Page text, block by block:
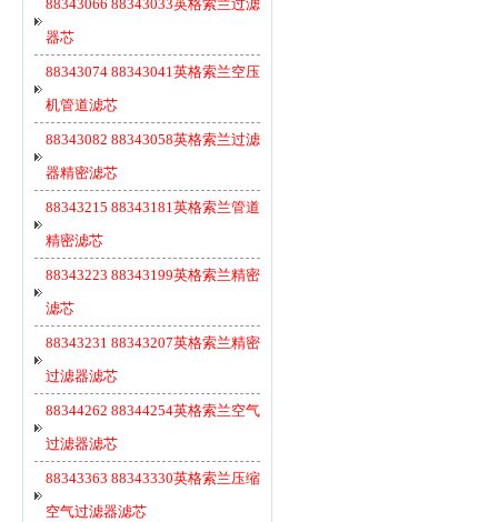
88343066 88343033英格索兰过滤
器芯
88343074 88343041英格索兰空压
机管道滤芯
88343082 88343058英格索兰过滤
器精密滤芯
88343215 88343181英格索兰管道
精密滤芯
88343223 88343199英格索兰精密
滤芯
88343231 88343207英格索兰精密
过滤器滤芯
88344262 88344254英格索兰空气
过滤器滤芯
88343363 88343330英格索兰压缩
空气过滤器滤芯